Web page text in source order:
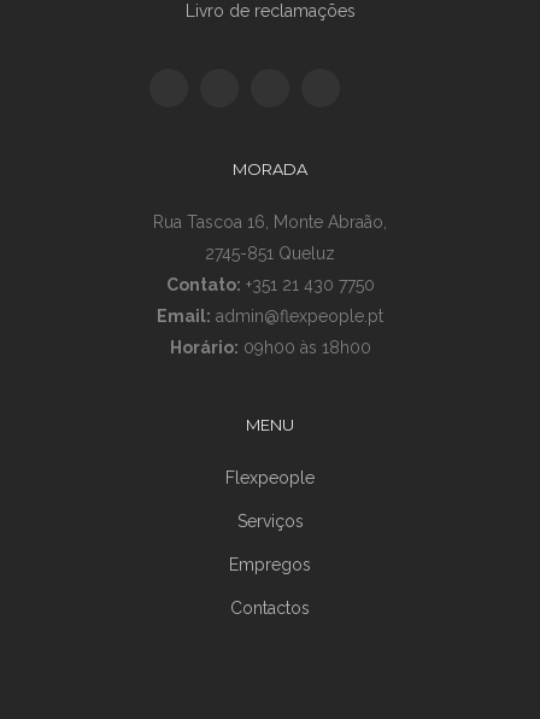
Livro de reclamações
MORADA
Rua Tascoa 16, Monte Abraão,
2745-851 Queluz
Contato: +351 21 430 7750
Email: admin@flexpeople.pt
Horário: 09h00 às 18h00
MENU
Flexpeople
Serviços
Empregos
Contactos